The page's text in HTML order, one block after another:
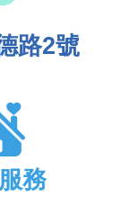
路2號
務